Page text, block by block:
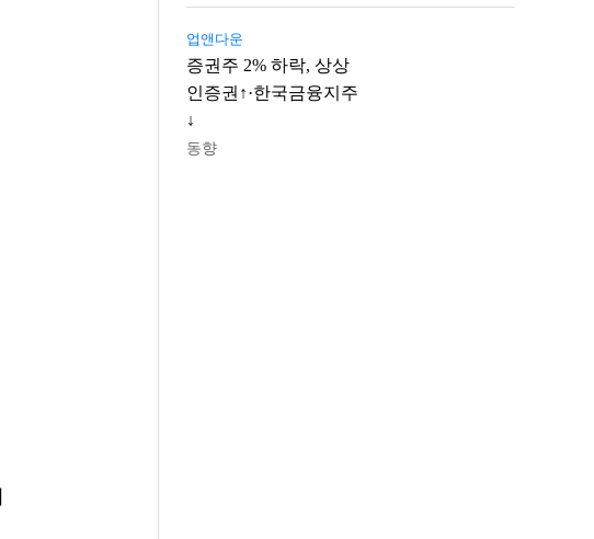
업앤다운
증권주 2% 하락, 상상
인증권↑·한국금융지주
↓
동향